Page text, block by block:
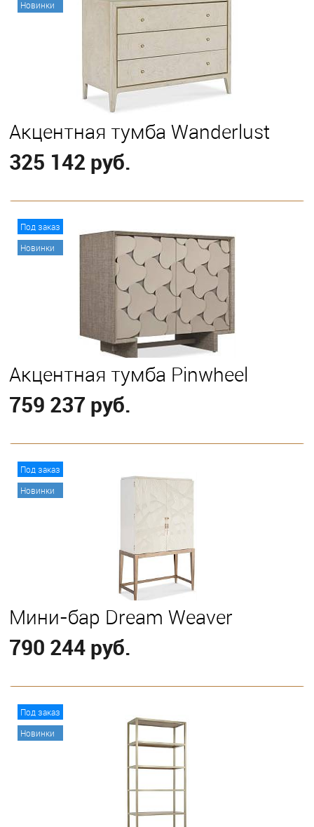
Новинки
Акцентная тумба Wanderlust
325 142 руб.
Под заказ
Новинки
Акцентная тумба Pinwheel
759 237 руб.
Под заказ
Новинки
Мини-бар Dream Weaver
790 244 руб.
Под заказ
Новинки